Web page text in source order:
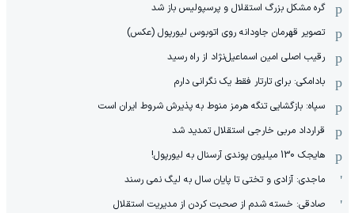
گره مشکل بزرگ استقلال و پرسپولیس باز شد
تصویر قهرمان جاودانه روی اتوبوس لیورپول (عکس)
رقیب اصلی امین اسماعیل‌نژاد از راه رسید
بادامکی: برای تارتار فقط یک نگرانی دارم
سپاه: بازگشایی تنگه هرمز منوط به پذیرش شروط ایران است
قرارداد مربی خارجی استقلال تمدید شد
هایجک 130 میلیون پوندی آرسنال به لیورپول!
ماجدی: آزادی و تختی تا پایان سال به لیگ نمی رسند
صادقی: خسته شدم از صحبت کردن از مدیریت استقلال